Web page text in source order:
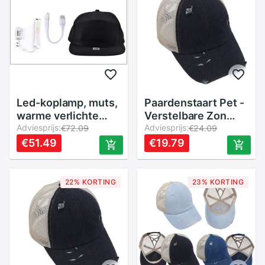
Led-koplamp, muts,
warme verlichte
koplamp, usb-
oplaadbare
verlichte hoed,
draagbare
hoofdlamp, muts
Adviesprijs:€72.09
€51.49
Paardenstaart Pet -
Verstelbare Zon
Hoed met Criss
Cross Achterkant -
Polyester
Adviesprijs:€24.09
€19.79
22% KORTING 23% KORTING